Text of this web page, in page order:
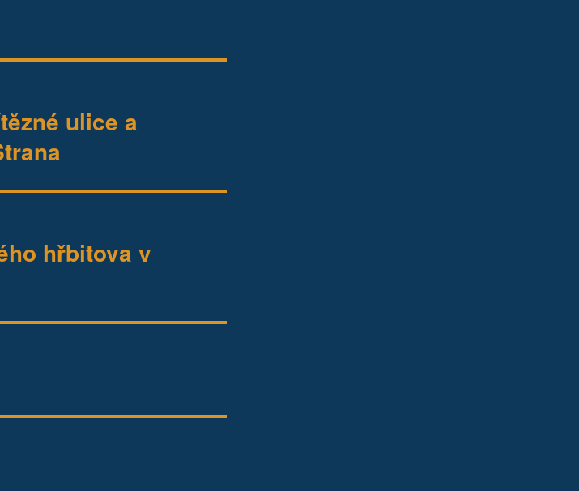
ulice a
hřbitova v